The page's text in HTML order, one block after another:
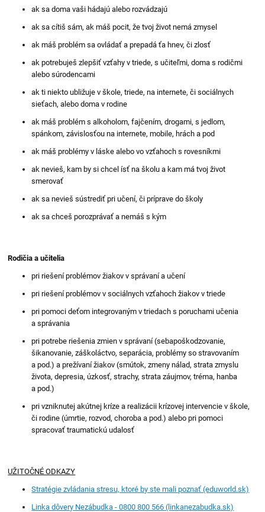
ak sa doma vaši hádajú alebo rozvádzajú
ak sa cítiš sám, ak máš pocit, že tvoj život nemá zmysel
ak máš problém sa ovládať a prepadá ťa hnev, či zlosť
ak potrebuješ zlepšiť vzťahy v triede, s učiteľmi, doma s rodičmi
alebo súrodencami
ak ti niekto ubližuje v škole, triede, na internete, či sociálnych
sieťach, alebo doma v rodine
ak máš problém s alkoholom, fajčením, drogami, s jedlom,
spánkom, závislosťou na internete, mobile, hrách a pod
ak máš problémy v láske alebo vo vzťahoch s rovesníkmi
ak nevieš, kam by si chcel ísť na školu a kam má tvoj život
smerovať
ak sa nevieš sústrediť pri učení, či príprave do školy
ak sa chceš porozprávať a nemáš s kým
Rodičia a učitelia
pri riešení problémov žiakov v správaní a učení
pri riešení problémov v sociálnych vzťahoch žiakov v triede
pri pomoci deťom integrovaným v triedach s poruchami učenia
a správania
pri potrebe riešenia zmien v správaní (sebapoškodzovanie,
šikanovanie, záškoláctvo, separácia, problémy so stravovaním
a pod.) a prežívaní žiakov (smútok, zmeny nálad, strata zmyslu
života, depresia, úzkosť, strachy, strata záujmov, tréma, hanba
a pod.)
pri vzniknutej akútnej kríze a realizácii krízovej intervencie v škole,
či rodine (úmrtie, rozvod, choroba a pod.) alebo pri pomoci
spracovať traumatickú udalosť
UŽITOČNÉ ODKAZY
Stratégie zvládania stresu, ktoré by ste mali poznať (eduworld.sk)
Linka dôvery Nezábudka - 0800 800 566 (linkanezabudka.sk)